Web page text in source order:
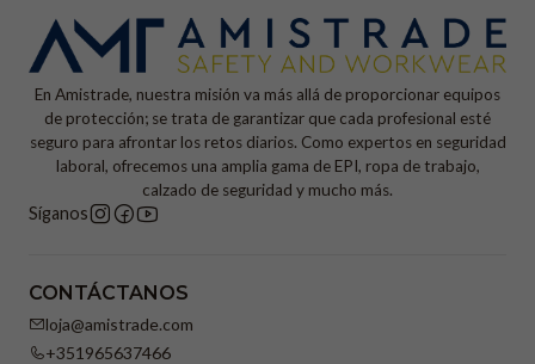
En Amistrade, nuestra misión va más allá de proporcionar equipos
de protección; se trata de garantizar que cada profesional esté
seguro para afrontar los retos diarios. Como expertos en seguridad
laboral, ofrecemos una amplia gama de EPI, ropa de trabajo,
calzado de seguridad y mucho más.
Síganos
CONTÁCTANOS
loja@amistrade.com
+351965637466